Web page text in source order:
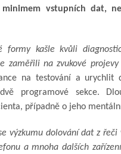
vstupních dat,
formy kašle kvůli
na zvukové projevy
na testování a urychlit
programové sekce.
případně o jeho
výzkumu dolování dat z
a mnoha dalších